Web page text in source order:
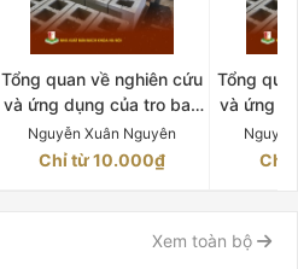
Tổng quan về nghiên cứu
và ứng dụng của tro bay
Quyển 1
Nguyễn Xuân Nguyên
Chỉ từ 10.000₫
Tổng
và ứng
Chỉ
Xem toàn bộ